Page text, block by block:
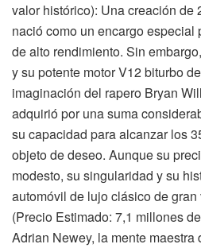
valor histórico): Una creación de
nació como un encargo especial
de alto rendimiento. Sin
y su potente motor V12 biturbo
imaginación del rapero Bryan
adquirió por una suma
su capacidad para alcanzar los
objeto de deseo. Aunque su
modesto, su singularidad y su
automóvil de lujo clásico de
(Precio Estimado: 7,1 millones
Adrian Newey, la mente